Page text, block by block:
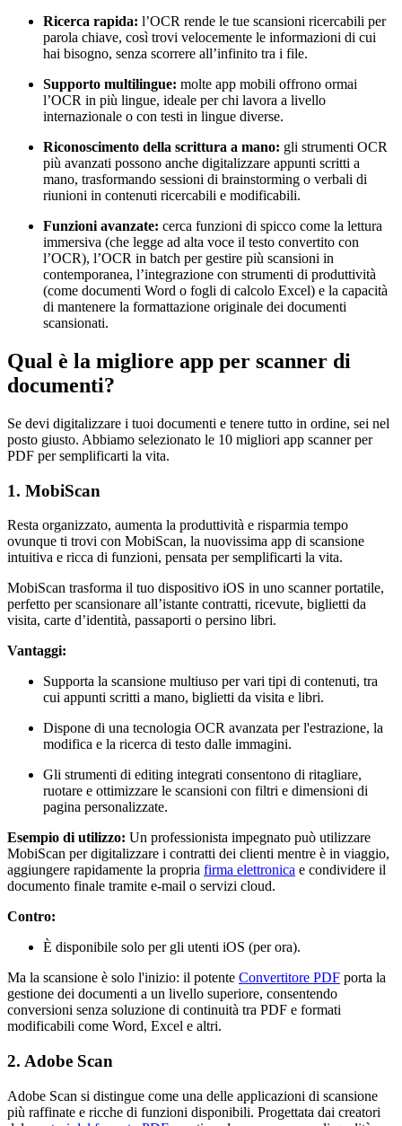
Ricerca rapida: l’OCR rende le tue scansioni ricercabili per
parola chiave, così trovi velocemente le informazioni di cui
hai bisogno, senza scorrere all’infinito tra i file.
Supporto multilingue: molte app mobili offrono ormai
l’OCR in più lingue, ideale per chi lavora a livello
internazionale o con testi in lingue diverse.
Riconoscimento della scrittura a mano: gli strumenti OCR
più avanzati possono anche digitalizzare appunti scritti a
mano, trasformando sessioni di brainstorming o verbali di
riunioni in contenuti ricercabili e modificabili.
Funzioni avanzate: cerca funzioni di spicco come la lettura
immersiva (che legge ad alta voce il testo convertito con
l’OCR), l’OCR in batch per gestire più scansioni in
contemporanea, l’integrazione con strumenti di produttività
(come documenti Word o fogli di calcolo Excel) e la capacità
di mantenere la formattazione originale dei documenti
scansionati.
Qual è la migliore app per scanner di
documenti?
Se devi digitalizzare i tuoi documenti e tenere tutto in ordine, sei nel
posto giusto. Abbiamo selezionato le 10 migliori app scanner per
PDF per semplificarti la vita.
1. MobiScan
Resta organizzato, aumenta la produttività e risparmia tempo
ovunque ti trovi con MobiScan, la nuovissima app di scansione
intuitiva e ricca di funzioni, pensata per semplificarti la vita.
MobiScan trasforma il tuo dispositivo iOS in uno scanner portatile,
perfetto per scansionare all’istante contratti, ricevute, biglietti da
visita, carte d’identità, passaporti o persino libri.
Vantaggi:
Supporta la scansione multiuso per vari tipi di contenuti, tra
cui appunti scritti a mano, biglietti da visita e libri.
Dispone di una tecnologia OCR avanzata per l'estrazione, la
modifica e la ricerca di testo dalle immagini.
Gli strumenti di editing integrati consentono di ritagliare,
ruotare e ottimizzare le scansioni con filtri e dimensioni di
pagina personalizzate.
Esempio di utilizzo: Un professionista impegnato può utilizzare
MobiScan per digitalizzare i contratti dei clienti mentre è in viaggio,
aggiungere rapidamente la propria firma elettronica e condividere il
documento finale tramite e-mail o servizi cloud.
Contro:
È disponibile solo per gli utenti iOS (per ora).
Ma la scansione è solo l'inizio: il potente Convertitore PDF porta la
gestione dei documenti a un livello superiore, consentendo
conversioni senza soluzione di continuità tra PDF e formati
modificabili come Word, Excel e altri.
2. Adobe Scan
Adobe Scan si distingue come una delle applicazioni di scansione
più raffinate e ricche di funzioni disponibili. Progettata dai creatori